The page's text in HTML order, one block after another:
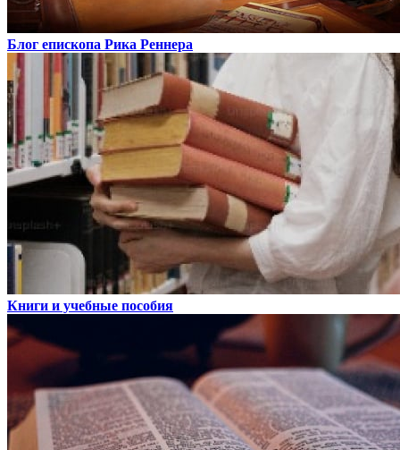
Блог епископа Рика Реннера
Книги и учебные пособия